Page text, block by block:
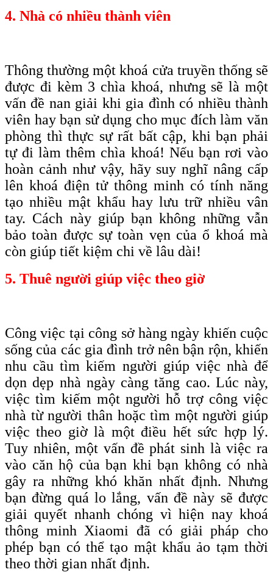
4. Nhà có nhiều thành viên
Thông thường một khoá cửa truyền thống sẽ
được đi kèm 3 chìa khoá, nhưng sẽ là một
vấn đề nan giải khi gia đình có nhiều thành
viên hay bạn sử dụng cho mục đích làm văn
phòng thì thực sự rất bất cập, khi bạn phải
tự đi làm thêm chìa khoá! Nếu bạn rơi vào
hoàn cảnh như vậy, hãy suy nghĩ nâng cấp
lên khoá điện tử thông minh có tính năng
tạo nhiều mật khẩu hay lưu trữ nhiều vân
tay. Cách này giúp bạn không những vẫn
bảo toàn được sự toàn vẹn của ổ khoá mà
còn giúp tiết kiệm chi về lâu dài!
5. Thuê người giúp việc theo giờ
Công việc tại công sở hàng ngày khiến cuộc
sống của các gia đình trở nên bận rộn, khiến
nhu cầu tìm kiếm người giúp việc nhà để
dọn dẹp nhà ngày càng tăng cao. Lúc này,
việc tìm kiếm một người hỗ trợ công việc
nhà từ người thân hoặc tìm một người giúp
việc theo giờ là một điều hết sức hợp lý.
Tuy nhiên, một vấn đề phát sinh là việc ra
vào căn hộ của bạn khi bạn không có nhà
gây ra những khó khăn nhất định. Nhưng
bạn đừng quá lo lắng, vấn đề này sẽ được
giải quyết nhanh chóng vì hiện nay khoá
thông minh Xiaomi đã có giải pháp cho
phép bạn có thể tạo mật khẩu ảo tạm thời
theo thời gian nhất định.